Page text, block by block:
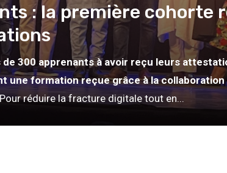
: la première cohorte
de 300 apprenants à avoir reçu leurs
une formation reçue grâce à la
réduire la fracture digitale tout en...